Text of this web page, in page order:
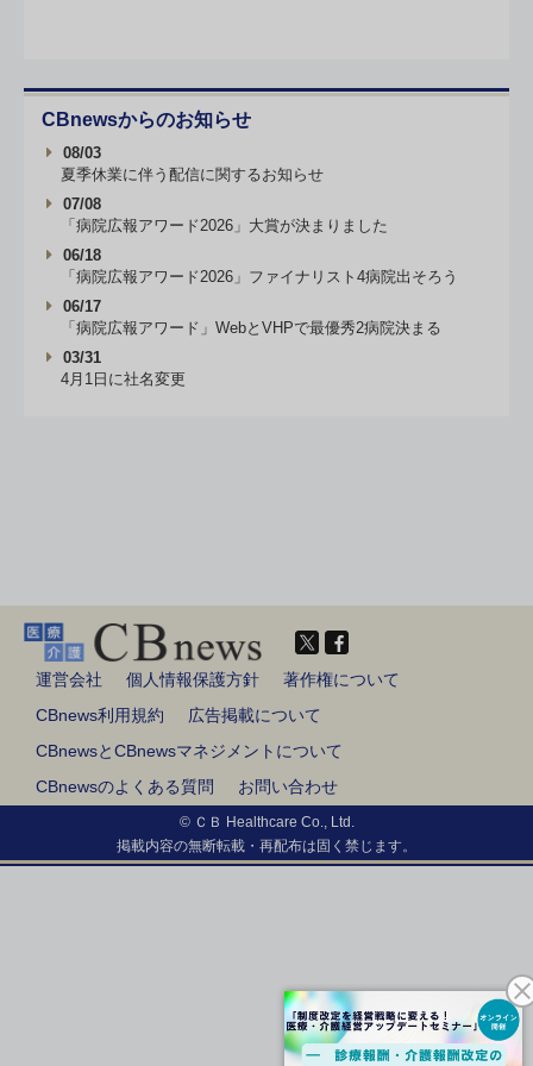
CBnewsからのお知らせ
08/03
夏季休業に伴う配信に関するお知らせ
07/08
「病院広報アワード2026」大賞が決まりました
06/18
「病院広報アワード2026」ファイナリスト4病院出そろう
06/17
「病院広報アワード」WebとVHPで最優秀2病院決まる
03/31
4月1日に社名変更
運営会社 個人情報保護方針
著作権について
CBnews利用規約
広告掲載について
CBnewsとCBnewsマネジメントについて
CBnewsのよくある質問
お問い合わせ
© ＣＢ Healthcare Co., Ltd.
掲載内容の無断転載・再配布は固く禁じます。